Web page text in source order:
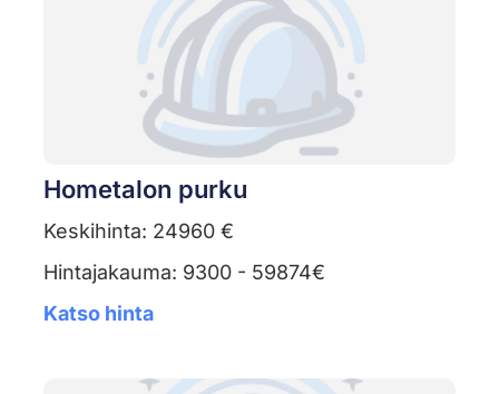
Hometalon purku
Keskihinta: 24960 €
Hintajakauma: 9300 - 59874€
Katso hinta